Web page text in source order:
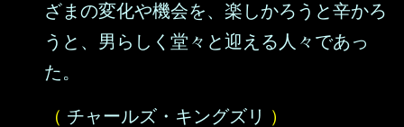
ざまの変化や機会を、楽しかろうと辛かろ
うと、男らしく堂々と迎える人々であっ
た。
（ チャールズ・キングズリ ）